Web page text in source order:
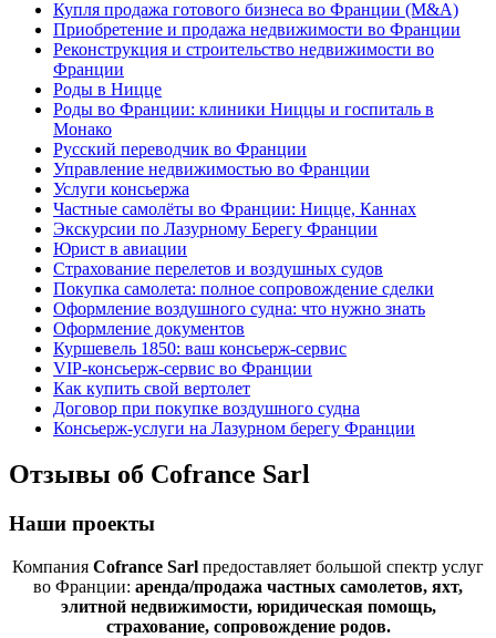
Купля продажа готового бизнеса во Франции (M&A)
Приобретение и продажа недвижимости во Франции
Реконструкция и строительство недвижимости во
Франции
Роды в Ницце
Роды во Франции: клиники Ниццы и госпиталь в
Монако
Русский переводчик во Франции
Управление недвижимостью во Франции
Услуги консьержа
Частные самолёты во Франции: Ницце, Каннах
Экскурсии по Лазурному Берегу Франции
Юрист в авиации
Страхование перелетов и воздушных судов
Покупка самолета: полное сопровождение сделки
Оформление воздушного судна: что нужно знать
Оформление документов
Куршевель 1850: ваш консьерж-сервис
VIP-консьерж-сервис во Франции
Как купить свой вертолет
Договор при покупке воздушного судна
Консьерж-услуги на Лазурном берегу Франции
Отзывы об Cofrance Sarl
Наши проекты
Компания Cofrance Sarl предоставляет большой спектр услуг
во Франции: аренда/продажа частных самолетов, яхт,
элитной недвижимости, юридическая помощь,
страхование, сопровождение родов.